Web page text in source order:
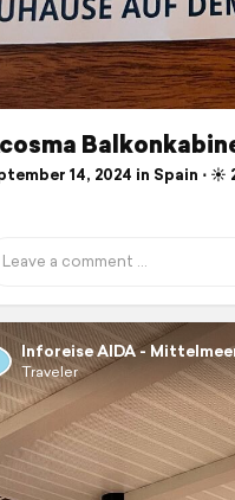
14, 2024 in Spain ⋅ ☀️
Inforeise AIDA -
Traveler